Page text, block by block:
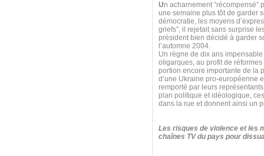
Un acharnement
une semaine plus tôt de garder
démocratie, les moyens
griefs”, il rejetait sans surprise
président bien décidé à garder
l’automne 2004.
Un règne de dix ans
oligarques, au profit de
portion encore importante de la
d’une Ukraine pro-européenne
remporté par leurs
plan politique et idéologique,
dans la rue et donnent ainsi un
Les risques de violence et les
chaînes TV du pays pour